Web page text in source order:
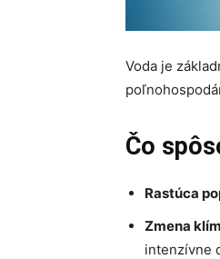
Voda je
Čo
Rastúca
Zmena
intenzívne